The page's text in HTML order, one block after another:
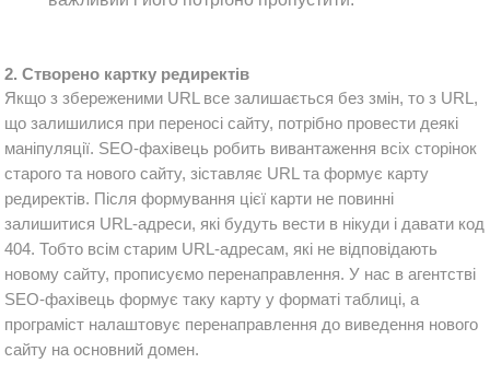
2. Створено картку редиректів
Якщо з збереженими URL все залишається без змін, то з URL,
що залишилися при переносі сайту, потрібно провести деякі
маніпуляції. SEO-фахівець робить вивантаження всіх сторінок
старого та нового сайту, зіставляє URL та формує карту
редиректів. Після формування цієї карти не повинні
залишитися URL-адреси, які будуть вести в нікуди і давати код
404. Тобто всім старим URL-адресам, які не відповідають
новому сайту, прописуємо перенаправлення. У нас в агентстві
SEO-фахівець формує таку карту у форматі таблиці, а
програміст налаштовує перенаправлення до виведення нового
сайту на основний домен.